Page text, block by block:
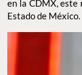
en la CDMX, este
Estado de México.